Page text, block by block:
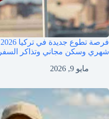
شهري وسكن مجاني وتذاكر السفر
مايو 9, 2026